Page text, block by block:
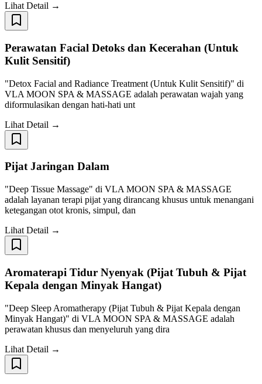
Lihat Detail →
Perawatan Facial Detoks dan Kecerahan (Untuk
Kulit Sensitif)
"Detox Facial and Radiance Treatment (Untuk Kulit Sensitif)" di
VLA MOON SPA & MASSAGE adalah perawatan wajah yang
diformulasikan dengan hati-hati unt
Lihat Detail →
Pijat Jaringan Dalam
"Deep Tissue Massage" di VLA MOON SPA & MASSAGE
adalah layanan terapi pijat yang dirancang khusus untuk menangani
ketegangan otot kronis, simpul, dan
Lihat Detail →
Aromaterapi Tidur Nyenyak (Pijat Tubuh & Pijat
Kepala dengan Minyak Hangat)
"Deep Sleep Aromatherapy (Pijat Tubuh & Pijat Kepala dengan
Minyak Hangat)" di VLA MOON SPA & MASSAGE adalah
perawatan khusus dan menyeluruh yang dira
Lihat Detail →